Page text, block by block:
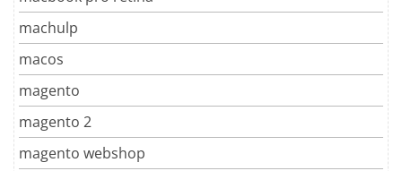
machulp
macos
magento
magento 2
magento webshop